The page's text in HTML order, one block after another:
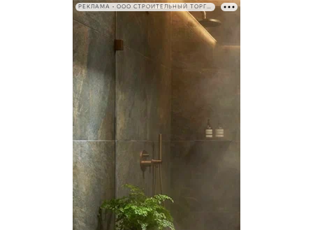
РЕКЛАМА • ООО СТРОИТЕЛЬНЫЙ ТОРГОВЫЙ ДОМ «ПЕТРОВИЧ». ИНН: 7802348846